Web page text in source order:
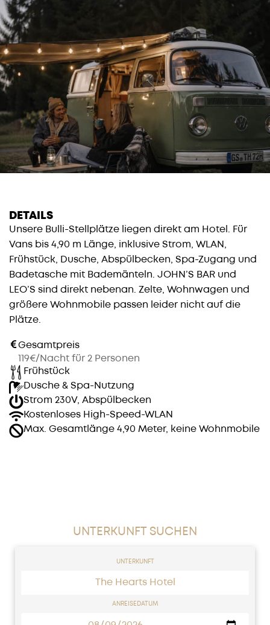
DETAILS
Unsere Bulli-Stellplätze liegen direkt am Hotel. Für
Vans bis 4,90 m Länge, inklusive Strom, WLAN,
Frühstück, Dusche, Abspülbecken, Spa-Zugang und
Badetasche mit Bademänteln. JOHN’S BAR und
LEO’S sind direkt nebenan. Zelte, Wohnwagen und
größere Wohnmobile passen leider nicht auf die
Plätze.
Gesamtpreis
119€/Nacht für 2 Personen
Frühstück
Dusche & Spa-Nutzung
Strom 230V, Abspülbecken
Kostenloses High-Speed-WLAN
Max. Gesamtlänge 4,90 Meter, keine Wohnmobile
UNTERKUNFT SUCHEN
UNTERKUNFT
The Hearts Hotel
ANREISEDATUM